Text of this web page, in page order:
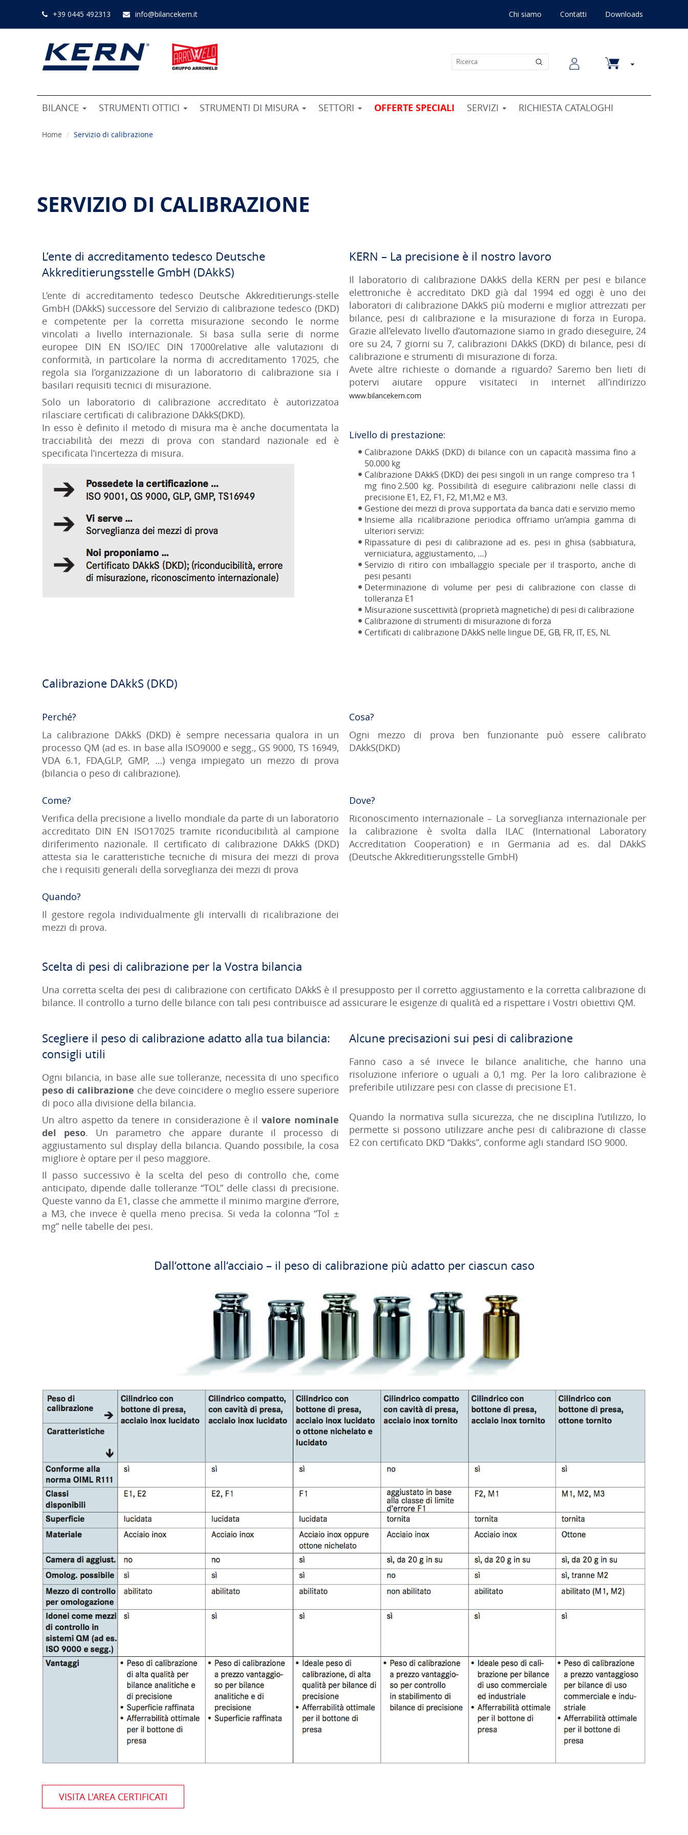
+39 0445 492313 info@bilancekern.it Chi siamo Contatti Downloads
BILANCE STRUMENTI OTTICI STRUMENTI DI MISURA SETTORI OFFERTE SPECIALI SERVIZI RICHIESTA CATALOGHI
Home Servizio di calibrazione
SERVIZIO DI CALIBRAZIONE
L’ente di accreditamento tedesco Deutsche
Akkreditierungsstelle GmbH (DAkkS)
L’ente di accreditamento tedesco Deutsche Akkreditierungs-stelle
GmbH (DAkkS) successore del Servizio di calibrazione tedesco (DKD)
e competente per la corretta misurazione secondo le norme
vincolati a livello internazionale. Si basa sulla serie di norme
europee DIN EN ISO/IEC DIN 17000relative alle valutazioni di
conformità, in particolare la norma di accreditamento 17025, che
regola sia l’organizzazione di un laboratorio di calibrazione sia i
basilari requisiti tecnici di misurazione.
Solo un laboratorio di calibrazione accreditato è autorizzatoa
rilasciare certiﬁcati di calibrazione DAkkS(DKD).
In esso è deﬁnito il metodo di misura ma è anche documentata la
tracciabilità dei mezzi di prova con standard nazionale ed è
speciﬁcata l’incertezza di misura.
KERN – La precisione è il nostro lavoro
Il laboratorio di calibrazione DAkkS della KERN per pesi e bilance
elettroniche è accreditato DKD già dal 1994 ed oggi è uno dei
laboratori di calibrazione DAkkS più moderni e miglior attrezzati per
bilance, pesi di calibrazione e la misurazione di forza in Europa.
Grazie all’elevato livello d’automazione siamo in grado dieseguire, 24
ore su 24, 7 giorni su 7, calibrazioni DAkkS (DKD) di bilance, pesi di
calibrazione e strumenti di misurazione di forza.
Avete altre richieste o domande a riguardo? Saremo ben lieti di
potervi aiutare oppure visitateci in internet all’indirizzo
www.bilancekern.com
Livello di prestazione:
Calibrazione DAkkS (DKD) di bilance con un capacità massima ﬁno a
50.000 kg
Calibrazione DAkkS (DKD) dei pesi singoli in un range compreso tra 1
mg ﬁno 2.500 kg. Possibilità di eseguire calibrazioni nelle classi di
precisione E1, E2, F1, F2, M1,M2 e M3.
Gestione dei mezzi di prova supportata da banca dati e servizio memo
Insieme alla ricalibrazione periodica oﬀriamo un’ampia gamma di
ulteriori servizi:
Ripassature di pesi di calibrazione ad es. pesi in ghisa (sabbiatura,
verniciatura, aggiustamento, …)
Servizio di ritiro con imballaggio speciale per il trasporto, anche di
pesi pesanti
Determinazione di volume per pesi di calibrazione con classe di
tolleranza E1
Misurazione suscettività (proprietà magnetiche) di pesi di calibrazione
Calibrazione di strumenti di misurazione di forza
Certiﬁcati di calibrazione DAkkS nelle lingue DE, GB, FR, IT, ES, NL
Calibrazione DAkkS (DKD)
Perché?
La calibrazione DAkkS (DKD) è sempre necessaria qualora in un
processo QM (ad es. in base alla ISO9000 e segg., GS 9000, TS 16949,
VDA 6.1, FDA,GLP, GMP, …) venga impiegato un mezzo di prova
(bilancia o peso di calibrazione).
Cosa?
Ogni mezzo di prova ben funzionante può essere calibrato
DAkkS(DKD)
Come?
Veriﬁca della precisione a livello mondiale da parte di un laboratorio
accreditato DIN EN ISO17025 tramite riconducibilità al campione
diriferimento nazionale. Il certiﬁcato di calibrazione DAkkS (DKD)
attesta sia le caratteristiche tecniche di misura dei mezzi di prova
che i requisiti generali della sorveglianza dei mezzi di prova
Dove?
Riconoscimento internazionale – La sorveglianza internazionale per
la calibrazione è svolta dalla ILAC (International Laboratory
Accreditation Cooperation) e in Germania ad es. dal DAkkS
(Deutsche Akkreditierungsstelle GmbH)
Quando?
Il gestore regola individualmente gli intervalli di ricalibrazione dei
mezzi di prova.
Scelta di pesi di calibrazione per la Vostra bilancia
Una corretta scelta dei pesi di calibrazione con certiﬁcato DAkkS è il presupposto per il corretto aggiustamento e la corretta calibrazione di
bilance. Il controllo a turno delle bilance con tali pesi contribuisce ad assicurare le esigenze di qualità ed a rispettare i Vostri obiettivi QM.
Scegliere il peso di calibrazione adatto alla tua bilancia:
consigli utili
Ogni bilancia, in base alle sue tolleranze, necessita di uno specifico
peso di calibrazione che deve coincidere o meglio essere superiore
di poco alla divisione della bilancia.
Un altro aspetto da tenere in considerazione è il valore nominale
del peso. Un parametro che appare durante il processo di
aggiustamento sul display della bilancia. Quando possibile, la cosa
migliore è optare per il peso maggiore.
Il passo successivo è la scelta del peso di controllo che, come
anticipato, dipende dalle tolleranze “TOL” delle classi di precisione.
Queste vanno da E1, classe che ammette il minimo margine d’errore,
a M3, che invece è quella meno precisa. Si veda la colonna “Tol ±
mg” nelle tabelle dei pesi.
Alcune precisazioni sui pesi di calibrazione
Fanno caso a sé invece le bilance analitiche, che hanno una
risoluzione inferiore o uguali a 0,1 mg. Per la loro calibrazione è
preferibile utilizzare pesi con classe di precisione E1.
Quando la normativa sulla sicurezza, che ne disciplina l’utilizzo, lo
permette si possono utilizzare anche pesi di calibrazione di classe
E2 con certificato DKD “Dakks”, conforme agli standard ISO 9000.
Dall‘ottone all‘acciaio – il peso di calibrazione più adatto per ciascun caso
VISITA L'AREA CERTIFICATI